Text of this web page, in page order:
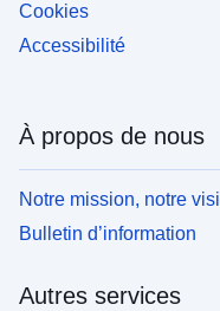
Cookies
Accessibilité
À propos de nous
Notre mission, notre
Bulletin d’information
Autres services